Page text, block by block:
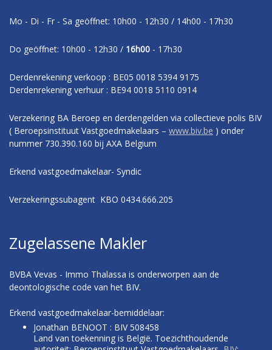
Mo - Di - Fr - Sa geöffnet: 10h00 - 12h30 / 14h00 - 17h30
Do geöffnet: 10h00 - 12h30 / 16h00 - 17h30
Derdenrekening verkoop : BE05 0018 5394 9175
Derdenrekening verhuur : BE94 0018 5110 0914
Verzekering BA Beroep en derdengelden via collectieve polis BIV
( Beroepsinstituut Vastgoedmakelaars – www.biv.be ) onder
nummer 730.390.160 bij AXA Belgium
Erkend vastgoedmakelaar- Syndic
Verzekeringssubagent KBO 0434.666.205
Zugelassene Makler
BVBA Vevas - Immo Thalassa is onderworpen aan de
deontologische code van het BIV.
Erkend vastgoedmakelaar-bemiddelaar:
Jonathan BENOOT : BIV 508458
Land van toekenning is België. Toezichthoudende